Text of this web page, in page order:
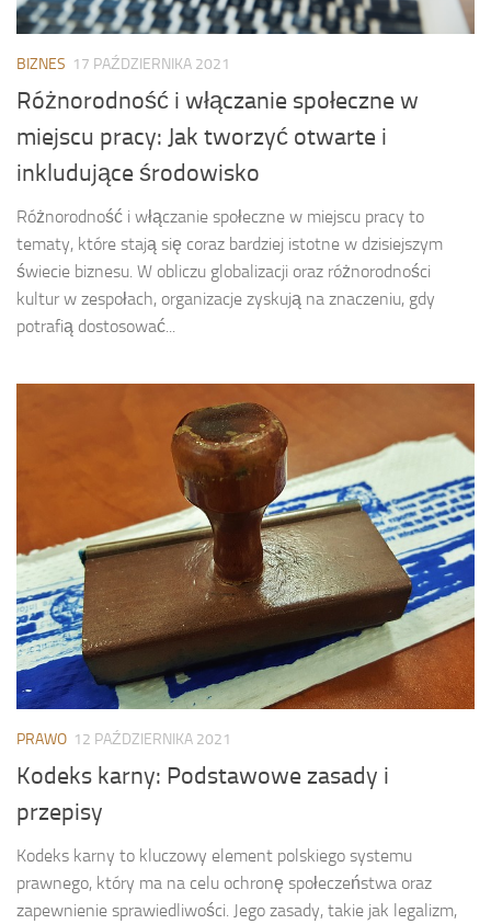
BIZNES 17 PAŹDZIERNIKA 2021
Różnorodność i włączanie społeczne w
miejscu pracy: Jak tworzyć otwarte i
inkludujące środowisko
Różnorodność i włączanie społeczne w miejscu pracy to
tematy, które stają się coraz bardziej istotne w dzisiejszym
świecie biznesu. W obliczu globalizacji oraz różnorodności
kultur w zespołach, organizacje zyskują na znaczeniu, gdy
potrafią dostosować...
PRAWO 12 PAŹDZIERNIKA 2021
Kodeks karny: Podstawowe zasady i
przepisy
Kodeks karny to kluczowy element polskiego systemu
prawnego, który ma na celu ochronę społeczeństwa oraz
zapewnienie sprawiedliwości. Jego zasady, takie jak legalizm,